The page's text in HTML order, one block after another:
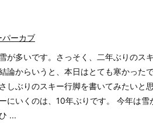
パーカブ
が多いです。さっそく、二年ぶりのス
論からいうと、本日はとても寒かった
しぶりのスキー行脚を書いてみたいと
にいくのは、10年ぶりです。 今年は雪
...